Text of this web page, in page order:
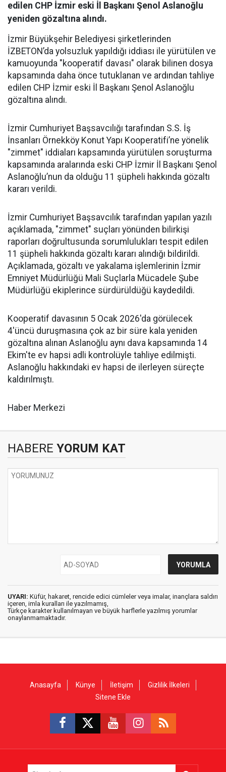
edilen CHP İzmir eski İl Başkanı Şenol Aslanoğlu
yeniden gözaltına alındı.
İzmir Büyükşehir Belediyesi şirketlerinden
İZBETON’da yolsuzluk yapıldığı iddiası ile yürütülen ve
kamuoyunda "kooperatif davası" olarak bilinen dosya
kapsamında daha önce tutuklanan ve ardından tahliye
edilen CHP İzmir eski İl Başkanı Şenol Aslanoğlu
gözaltına alındı.
İzmir Cumhuriyet Başsavcılığı tarafından S.S. İş
İnsanları Örnekköy Konut Yapı Kooperatifi’ne yönelik
"zimmet" iddiaları kapsamında yürütülen soruşturma
kapsamında aralarında eski CHP İzmir İl Başkanı Şenol
Aslanoğlu’nun da olduğu 11 şüpheli hakkında gözaltı
kararı verildi.
İzmir Cumhuriyet Başsavcılık tarafından yapılan yazılı
açıklamada, "zimmet" suçları yönünden bilirkişi
raporları doğrultusunda sorumlulukları tespit edilen
11 şüpheli hakkında gözaltı kararı alındığı bildirildi.
Açıklamada, gözaltı ve yakalama işlemlerinin İzmir
Emniyet Müdürlüğü Mali Suçlarla Mücadele Şube
Müdürlüğü ekiplerince sürdürüldüğü kaydedildi.
Kooperatif davasının 5 Ocak 2026'da görülecek
4'üncü duruşmasına çok az bir süre kala yeniden
gözaltına alınan Aslanoğlu aynı dava kapsamında 14
Ekim'te ev hapsi adli kontrolüyle tahliye edilmişti.
Aslanoğlu hakkındaki ev hapsi de ilerleyen süreçte
kaldırılmıştı.
Haber Merkezi
HABERE YORUM KAT
UYARI: Küfür, hakaret, rencide edici cümleler veya imalar, inançlara saldırı
içeren, imla kuralları ile yazılmamış,
Türkçe karakter kullanılmayan ve büyük harflerle yazılmış yorumlar
onaylanmamaktadır.
Anasayfa Künye İletişim
Gizlilik İlkeleri
Sitene Ekle